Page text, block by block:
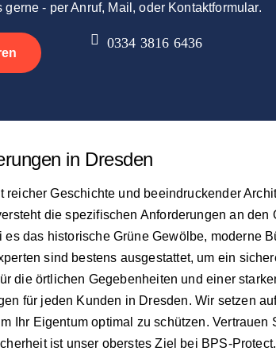
gerne - per Anruf, Mail, oder Kontaktformular.
0334 3816 6436
in Dresden
reicher Geschichte und beeindruckender
die spezifischen Anforderungen an den
das historische Grüne Gewölbe, moderne
sind bestens ausgestattet, um ein
die örtlichen Gegebenheiten und einer
für jeden Kunden in Dresden. Wir setzen
Ihr Eigentum optimal zu schützen. Vertrauen
ist unser oberstes Ziel bei BPS-Protect.